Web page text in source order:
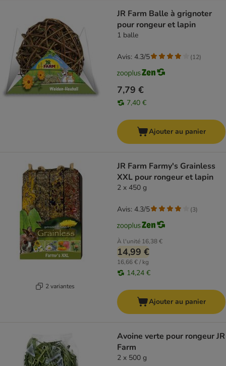
JR Farm Balle à grignoter
pour rongeur et lapin
1 balle
7,79 €
7,40 €
Avis: 4.3/5 (12)
Ajouter au panier
2 variantes
JR Farm Farmy's Grainless
XXL pour rongeur et lapin
2 x 450 g
À l'unité 16,38 €
14,99 €
16,66 € / kg
14,24 €
Avis: 4.3/5 (3)
Ajouter au panier
Avoine verte pour rongeur JR
Farm
2 x 500 g